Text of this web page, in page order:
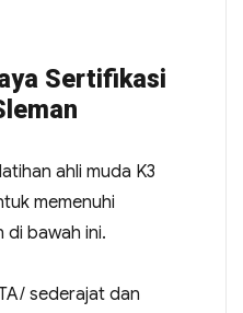
Sertifikasi
ahli muda K3
memenuhi
bawah ini.
sederajat dan